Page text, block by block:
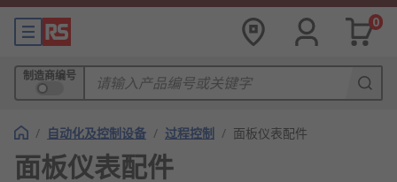
0
制造商编号
/ 自动化及控制设备 / 过程控制 / 面板仪表配件
面板仪表配件